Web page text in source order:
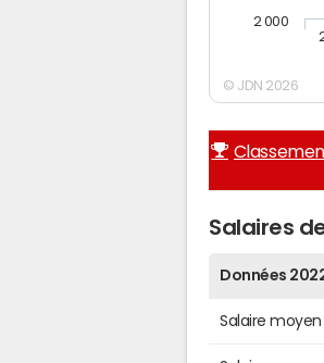
2 000
© JDN 2026
Salaires
Données
Salaire